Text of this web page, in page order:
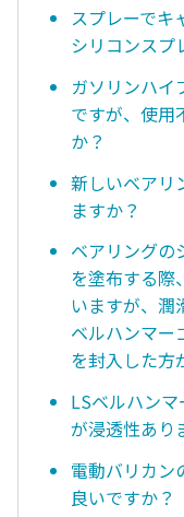
スプレーでキ
シリコンスプ
ガソリンハイ
ですが、使用
か？
新しいベアリ
ますか？
ベアリングの
を塗布する際
いますが、潤
ベルハンマー
を封入した方
LSベルハン
が浸透性あり
電動バリカン
良いですか？